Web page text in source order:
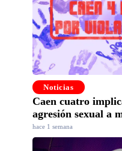
Noticias
Caen cuatro
agresión sexual a
hace 1 semana